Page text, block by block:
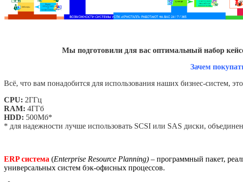
Мы подготовили для вас оптимальный набор
Зачем
Всё, что вам понадобится для использования наших бизнес-систем,
CPU: 2ГГц
RAM: 4ГГб
HDD: 500Мб*
* для надежности лучше использовать SCSI или SAS диски,
ERP система (Enterprise Resource Planning) – программный пакет,
универсальных систем бэк-офисных процессов.